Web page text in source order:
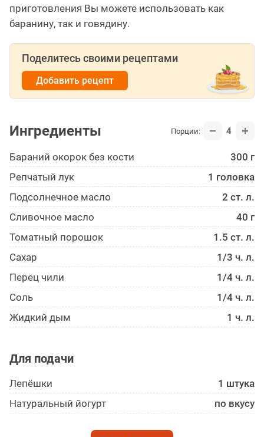
приготовления Вы можете использовать как
баранину, так и говядину.
Поделитесь своими рецептами
Добавить рецепт
Ингредиенты Порции: 4
Бараний окорок без кости
300 г
Репчатый лук
1 головка
Подсолнечное масло
2 ст. л.
Сливочное масло
40 г
Томатный порошок
1.5 ст. л.
Сахар
1/3 ч. л.
Перец чили
1/4 ч. л.
Соль
1/4 ч. л.
Жидкий дым
1 ч. л.
Для подачи
Лепёшки
1 штука
Натуральный йогурт
по вкусу